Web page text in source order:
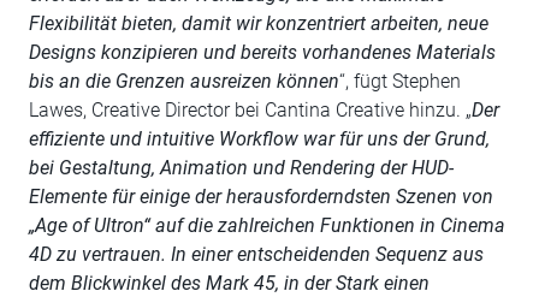
Flexibilität bieten, damit wir konzentriert arbeiten, neue
Designs konzipieren und bereits vorhandenes Materials
bis an die Grenzen ausreizen können“, fügt Stephen
Lawes, Creative Director bei Cantina Creative hinzu. „Der
effiziente und intuitive Workflow war für uns der Grund,
bei Gestaltung, Animation und Rendering der HUD-
Elemente für einige der herausforderndsten Szenen von
„Age of Ultron“ auf die zahlreichen Funktionen in Cinema
4D zu vertrauen. In einer entscheidenden Sequenz aus
dem Blickwinkel des Mark 45, in der Stark einen